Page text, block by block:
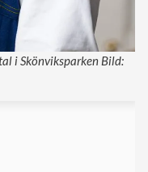
i Skönviksparken Bild: